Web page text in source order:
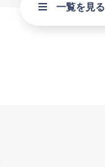
一覧を見る